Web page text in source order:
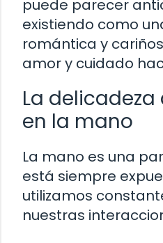
puede parecer
existiendo como
romántica y
amor y cuidado
La
en la mano
La mano es una
está siempre
utilizamos
nuestras